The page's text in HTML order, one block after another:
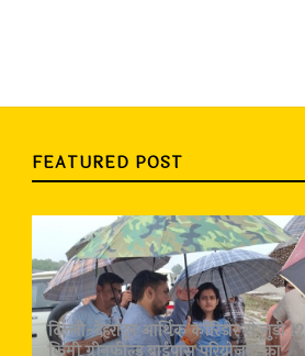
FEATURED POST
दिल्ली-देहरादून आर्थिक कॉरिडोर से जुड़ी 12